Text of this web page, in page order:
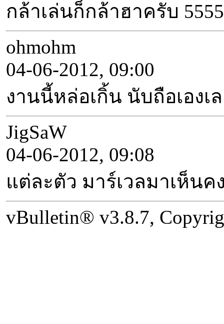
กล้าเล่นก็กล้าฮาครับ 5555
ohmohm
04-06-2012, 09:00
งานนี้หล่อเกิ้น นับถือเอง
JigSaW
04-06-2012, 09:08
แต่ละตัว มาร์เวลมาเห็น
vBulletin® v3.8.7,